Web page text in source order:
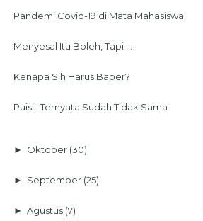
Pandemi Covid-19 di Mata Mahasiswa
Menyesal Itu Boleh, Tapi ...
Kenapa Sih Harus Baper?
Puisi : Ternyata Sudah Tidak Sama
► Oktober (30)
► September (25)
►Agustus (7)